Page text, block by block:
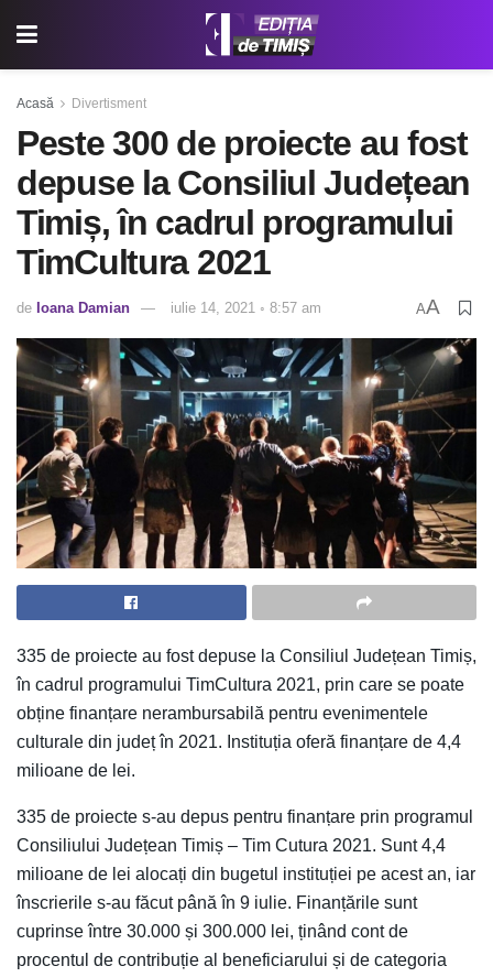
Acasă Divertisment
Peste 300 de proiecte au fost
depuse la Consiliul Județean
Timiș, în cadrul programului
TimCultura 2021
de Ioana Damian iulie 14, 2021 ◦ 8:57 am AA
335 de proiecte au fost depuse la Consiliul Județean Timiș,
în cadrul programului TimCultura 2021, prin care se poate
obține finanțare nerambursabilă pentru evenimentele
culturale din județ în 2021. Instituția oferă finanțare de 4,4
milioane de lei.
335 de proiecte s-au depus pentru finanțare prin programul
Consiliului Județean Timiș – Tim Cutura 2021. Sunt 4,4
milioane de lei alocați din bugetul instituției pe acest an, iar
înscrierile s-au făcut până în 9 iulie. Finanțările sunt
cuprinse între 30.000 și 300.000 lei, ținând cont de
procentul de contribuție al beneficiarului și de categoria